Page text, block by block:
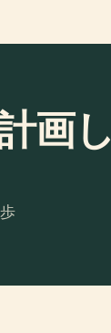
画し